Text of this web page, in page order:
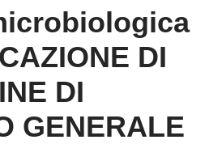
DI
DI
GENERALE